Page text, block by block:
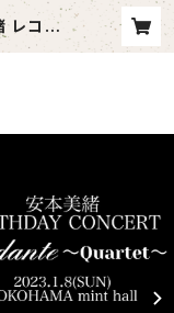
レコ発
〜Q